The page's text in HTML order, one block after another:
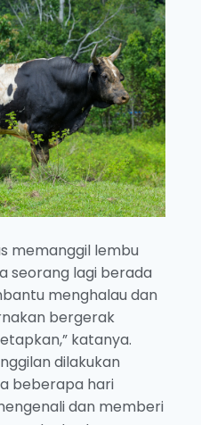
memanggil lembu
seorang lagi berada
menghalau dan
bergerak
katanya.
dilakukan
beberapa hari
dan memberi